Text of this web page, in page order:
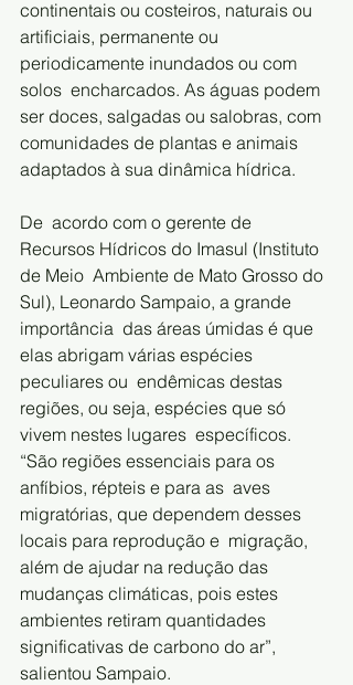
continentais ou costeiros, naturais ou
artificiais, permanente ou
periodicamente inundados ou com
solos  encharcados. As águas podem
ser doces, salgadas ou salobras, com
comunidades de plantas e animais
adaptados à sua dinâmica hídrica.
De  acordo com o gerente de
Recursos Hídricos do Imasul (Instituto
de Meio  Ambiente de Mato Grosso do
Sul), Leonardo Sampaio, a grande
importância  das áreas úmidas é que
elas abrigam várias espécies
peculiares ou  endêmicas destas
regiões, ou seja, espécies que só
vivem nestes lugares  específicos.
“São regiões essenciais para os
anfíbios, répteis e para as  aves
migratórias, que dependem desses
locais para reprodução e  migração,
além de ajudar na redução das
mudanças climáticas, pois estes
ambientes retiram quantidades
significativas de carbono do ar”,
salientou Sampaio.